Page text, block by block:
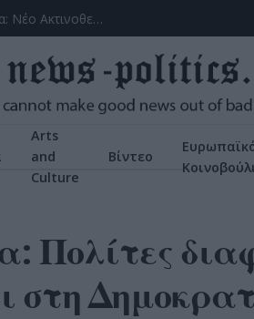
(VIDEOS) Αλλάζει ο υγειονομικός χάρτης στα Δωδεκάνησα: Νέο Ακτινοθεραπευτικό Κέντρο και ενίσχυση του ΕΣΥ στη Ρόδο, σύμφωνα με τον υπ. Υγείας, Άδωνη Γεωργιάδη
Arts
and
Culture
Βίντεο
Πολίτες
στη